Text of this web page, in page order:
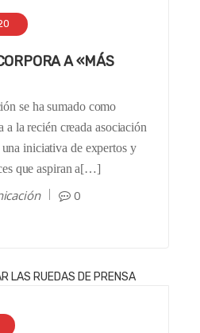
A «MÁS
se ha sumado como
a la recién creada asociación
iniciativa de expertos y
que aspiran a[…]
0